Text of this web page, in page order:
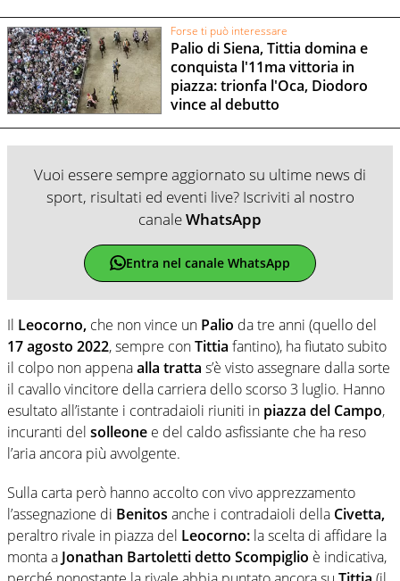
Forse ti può interessare
Palio di Siena, Tittia domina e
conquista l'11ma vittoria in
piazza: trionfa l'Oca, Diodoro
vince al debutto
Vuoi essere sempre aggiornato su ultime news di
sport, risultati ed eventi live? Iscriviti al nostro
canaleWhatsApp
Entra nel canale WhatsApp
Il Leocorno, che non vince un Palio da tre anni (quello del
17 agosto 2022, sempre conTittia fantino), ha fiutato subito
il colpo non appenaalla tratta s’è visto assegnare dalla sorte
il cavallo vincitore della carriera dello scorso 3 luglio. Hanno
esultato all’istante i contradaioli riuniti in piazza del Campo,
incuranti del solleone e del caldo asfissiante che ha reso
l’aria ancora più avvolgente.
Sulla carta però hanno accolto con vivo apprezzamento
l’assegnazione di Benitos anche i contradaioli della Civetta,
peraltro rivale in piazza del Leocorno: la scelta di affidare la
monta a Jonathan Bartoletti detto Scompiglio è indicativa,